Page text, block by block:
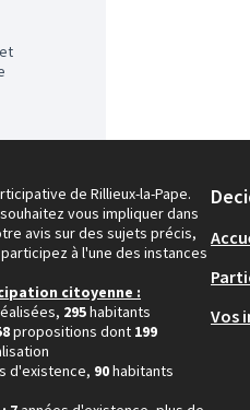
de Rillieux-la-Pape.
vous impliquer dans
avis sur des sujets précis,
à l'une des instances
citoyenne :
295habitants
propositions dont 199
d'existence, 90habitants
Vos